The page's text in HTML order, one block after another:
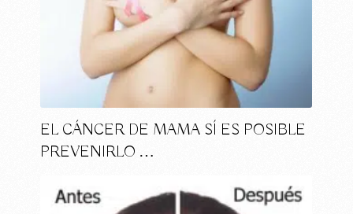
EL CÁNCER DE MAMA SÍ ES POSIBLE
PREVENIRLO …